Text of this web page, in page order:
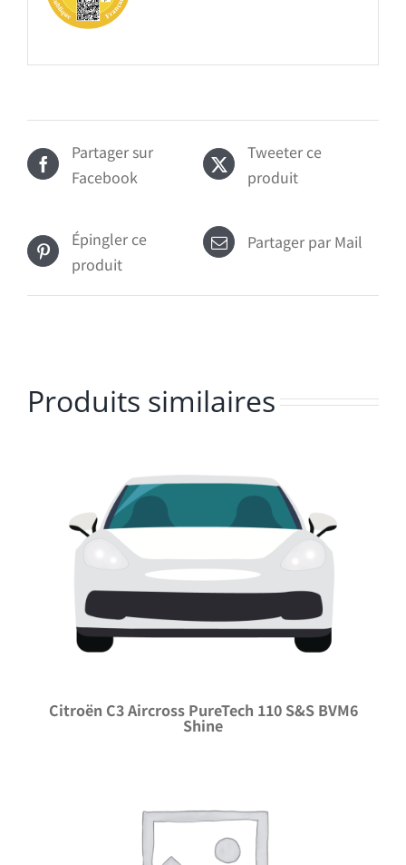
Partager sur
Facebook
Tweeter ce
produit
Épingler ce
produit
Partager par Mail
Produits similaires
Citroën C3 Aircross PureTech 110 S&S BVM6
Shine